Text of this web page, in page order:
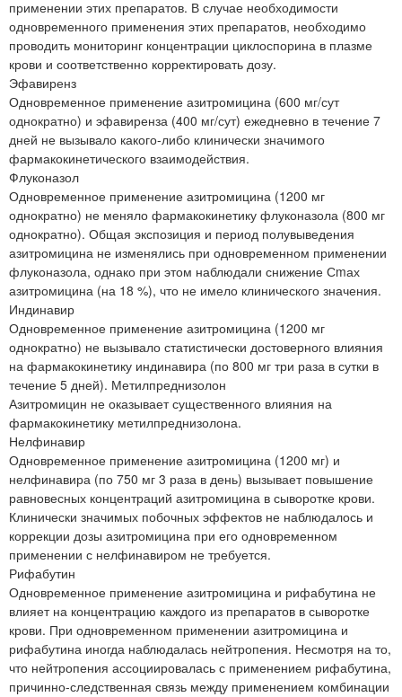
применении этих препаратов. В случае необходимости
одновременного применения этих препаратов, необходимо
проводить мониторинг концентрации циклоспорина в плазме
крови и соответственно корректировать дозу.
Эфавиренз
Одновременное применение азитромицина (600 мг/сут
однократно) и эфавиренза (400 мг/сут) ежедневно в течение 7
дней не вызывало какого-либо клинически значимого
фармакокинетического взаимодействия.
Флуконазол
Одновременное применение азитромицина (1200 мг
однократно) не меняло фармакокинетику флуконазола (800 мг
однократно). Общая экспозиция и период полувыведения
азитромицина не изменялись при одновременном применении
флуконазола, однако при этом наблюдали снижение Сmах
азитромицина (на 18 %), что не имело клинического значения.
Индинавир
Одновременное применение азитромицина (1200 мг
однократно) не вызывало статистически достоверного влияния
на фармакокинетику индинавира (по 800 мг три раза в сутки в
течение 5 дней). Метилпреднизолон
Азитромицин не оказывает существенного влияния на
фармакокинетику метилпреднизолона.
Нелфинавир
Одновременное применение азитромицина (1200 мг) и
нелфинавира (по 750 мг 3 раза в день) вызывает повышение
равновесных концентраций азитромицина в сыворотке крови.
Клинически значимых побочных эффектов не наблюдалось и
коррекции дозы азитромицина при его одновременном
применении с нелфинавиром не требуется.
Рифабутин
Одновременное применение азитромицина и рифабутина не
влияет на концентрацию каждого из препаратов в сыворотке
крови. При одновременном применении азитромицина и
рифабутина иногда наблюдалась нейтропения. Несмотря на то,
что нейтропения ассоциировалась с применением рифабутина,
причинно-следственная связь между применением комбинации